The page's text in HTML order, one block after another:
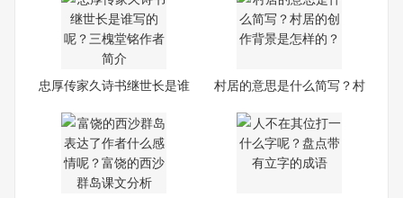
忠厚传家久诗书继世长是谁
村居的意思是什么简写？村